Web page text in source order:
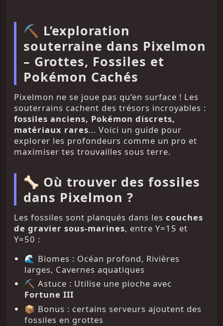
⛏️ L’exploration
souterraine dans Pixelmon
– Grottes, Fossiles et
Pokémon Cachés
Pixelmon ne se joue pas qu’en surface ! Les
souterrains cachent des trésors incroyables :
fossiles anciens, Pokémon discrets,
matériaux rares... Voici un guide pour
explorer les profondeurs comme un pro et
maximiser tes trouvailles sous terre.
🦴 Où trouver des fossiles
dans Pixelmon ?
Les fossiles sont planqués dans les couches
de gravier sous-marines, entre Y=15 et
Y=50 :
🌊 Biomes : Océan profond, Rivières
larges, Cavernes aquatiques
⛏️ Astuce : Utilise une pioche avec
Fortune III
📦 Bonus : certains serveurs ajoutent des
fossiles en grottes